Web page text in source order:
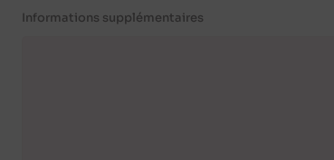
Informations supplémentaires